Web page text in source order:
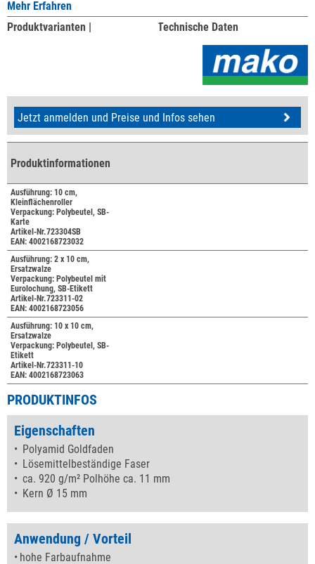
Mehr Erfahren
Produktvarianten |
Technische Daten
Jetzt anmelden und Preise und Infos sehen
Produktinformationen
Ausführung: 10 cm,
Kleinflächenroller
Verpackung: Polybeutel, SB-
Karte
Artikel-Nr.723304SB
EAN: 4002168723032
Ausführung: 2 x 10 cm,
Ersatzwalze
Verpackung: Polybeutel mit
Eurolochung, SB-Etikett
Artikel-Nr.723311-02
EAN: 4002168723056
Ausführung: 10 x 10 cm,
Ersatzwalze
Verpackung: Polybeutel, SB-
Etikett
Artikel-Nr.723311-10
EAN: 4002168723063
PRODUKTINFOS
Eigenschaften
Polyamid Goldfaden
Lösemittelbeständige Faser
ca. 920 g/m² Polhöhe ca. 11 mm
Kern Ø 15 mm
Anwendung / Vorteil
hohe Farbaufnahme